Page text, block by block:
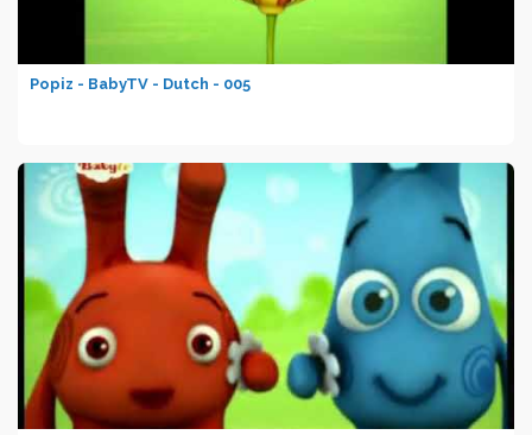
Popiz - BabyTV - Dutch - 005